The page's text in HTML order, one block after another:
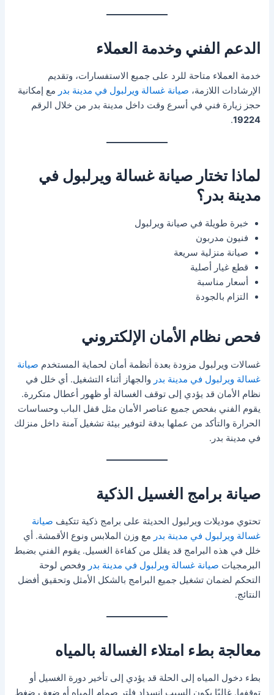
الدعم الفني وخدمة العملاء
خدمة العملاء متاحة للرد على جميع الاستفسارات، وتقديم
الإرشادات اللازمة، صيانة غسالة ويرلبول في مدينة بدر مع إمكانية
حجز زيارة فني في أسرع وقت داخل مدينة بدر من خلال الرقم
19224
.
لماذا تختار صيانة غسالة ويرلبول في
مدينة بدر؟
خبرة طويلة في صيانة ويرلبول
فنيون مدربون
صيانة منزلية سريعة
قطع غيار أصلية
أسعار مناسبة
التزام بالجودة
فحص نظام الأمان الإلكتروني
غسالات ويرلبول مزودة بعدة أنظمة أمان لحماية المستخدم صيانة
غسالة ويرلبول في مدينة بدر والجهاز أثناء التشغيل. أي خلل في
نظام الأمان قد يؤدي إلى توقف الغسالة أو ظهور أعطال متكررة.
يقوم الفني بفحص جميع عناصر الأمان مثل قفل الباب وحساسات
الحرارة والتأكد من عملها بدقة لتوفير بيئة تشغيل آمنة داخل منزلك
في مدينة بدر.
صيانة برامج الغسيل الذكية
تحتوي موديلات ويرلبول الحديثة على برامج ذكية تتكيف صيانة
غسالة ويرلبول في مدينة بدر مع وزن الملابس ونوع الأقمشة. أي
خلل في هذه البرامج قد يقلل من كفاءة الغسيل. يقوم الفني بضبط
البرمجيات صيانة غسالة ويرلبول في مدينة بدر وفحص لوحة
التحكم لضمان تشغيل جميع البرامج بالشكل الأمثل وتحقيق أفضل
النتائج.
معالجة بطء امتلاء الغسالة بالمياه
بطء دخول المياه إلى الحلة قد يؤدي إلى تأخير دورة الغسيل أو